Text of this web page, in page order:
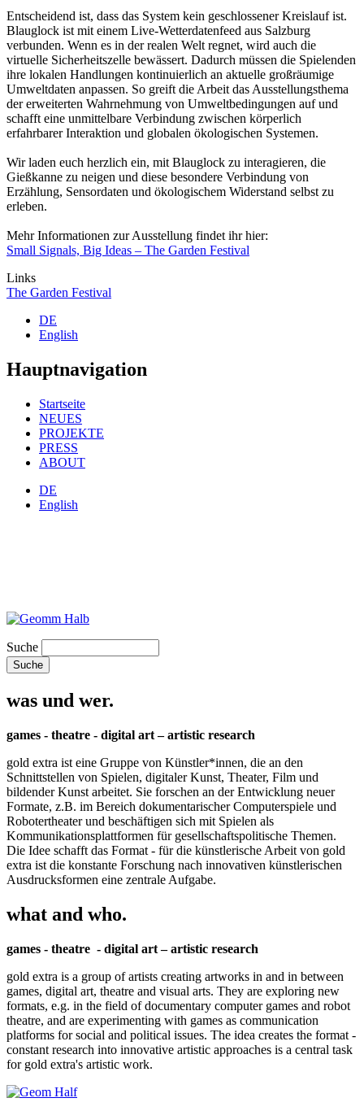
Entscheidend ist, dass das System kein geschlossener Kreislauf ist.
Blauglock ist mit einem Live-Wetterdatenfeed aus Salzburg
verbunden. Wenn es in der realen Welt regnet, wird auch die
virtuelle Sicherheitszelle bewässert. Dadurch müssen die Spielenden
ihre lokalen Handlungen kontinuierlich an aktuelle großräumige
Umweltdaten anpassen. So greift die Arbeit das Ausstellungsthema
der erweiterten Wahrnehmung von Umweltbedingungen auf und
schafft eine unmittelbare Verbindung zwischen körperlich
erfahrbarer Interaktion und globalen ökologischen Systemen.
Wir laden euch herzlich ein, mit Blauglock zu interagieren, die
Gießkanne zu neigen und diese besondere Verbindung von
Erzählung, Sensordaten und ökologischem Widerstand selbst zu
erleben.
Mehr Informationen zur Ausstellung findet ihr hier:
Small Signals, Big Ideas – The Garden Festival
Links
The Garden Festival
DE
English
Hauptnavigation
Startseite
NEUES
PROJEKTE
PRESS
ABOUT
DE
English
Suche
was und wer.
games - theatre - digital art – artistic research
gold extra ist eine Gruppe von Künstler*innen, die an den
Schnittstellen von Spielen, digitaler Kunst, Theater, Film und
bildender Kunst arbeitet. Sie forschen an der Entwicklung neuer
Formate, z.B. im Bereich dokumentarischer Computerspiele und
Robotertheater und beschäftigen sich mit Spielen als
Kommunikationsplattformen für gesellschaftspolitische Themen.
Die Idee schafft das Format - für die künstlerische Arbeit von gold
extra ist die konstante Forschung nach innovativen künstlerischen
Ausdrucksformen eine zentrale Aufgabe.
what and who.
games - theatre - digital art – artistic research
gold extra is a group of artists creating artworks in and in between
games, digital art, theatre and visual arts. They are exploring new
formats, e.g. in the field of documentary computer games and robot
theatre, and are experimenting with games as communication
platforms for social and political issues. The idea creates the format -
constant research into innovative artistic approaches is a central task
for gold extra's artistic work.